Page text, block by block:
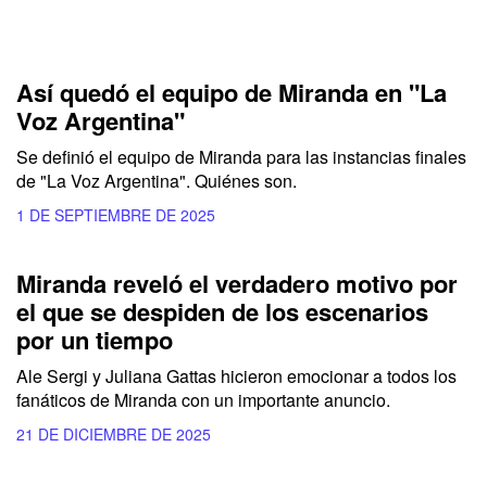
Así quedó el equipo de Miranda en "La
Voz Argentina"
Se definió el equipo de Miranda para las instancias finales
de "La Voz Argentina". Quiénes son.
1 DE SEPTIEMBRE DE 2025
Miranda reveló el verdadero motivo por
el que se despiden de los escenarios
por un tiempo
Ale Sergi y Juliana Gattas hicieron emocionar a todos los
fanáticos de Miranda con un importante anuncio.
21 DE DICIEMBRE DE 2025